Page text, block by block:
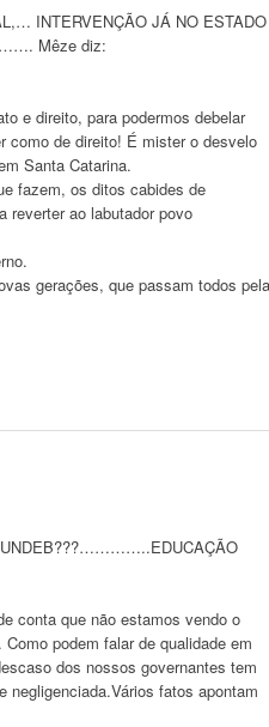
INTERVENÇÃO JÁ NO ESTADO
Mêze diz:
e direito, para podermos debelar
como de direito! É mister o desvelo
Santa Catarina.
fazem, os ditos cabides de
reverter ao labutador povo
gerações, que passam todos pela
conta que não estamos vendo o
podem falar de qualidade em
dos nossos governantes tem
fatos apontam